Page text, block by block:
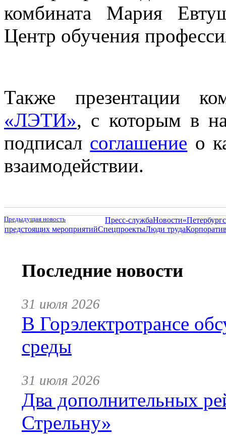
комбината Мария
Центр обучения
Также презентации
«ЛЭТИ», с которым в
подписал соглашение о
взаимодействии.
Предыдущая новость Пресс-службаНовости
предстоящих мероприятийСпецпроектыЛюди труда
Последние новости
31 июля 2026
В Горэлектротрансе
среды
31 июля 2026
Два дополнительных
Стрельну»